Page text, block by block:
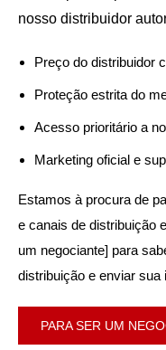
nosso distribuidor
Preço do distribuidor
Proteção estrita do
Acesso prioritário a
Marketing oficial e
Estamos à procura de
e canais de distribuição
um negociante] para
distribuição e enviar sua
PARA SER UM